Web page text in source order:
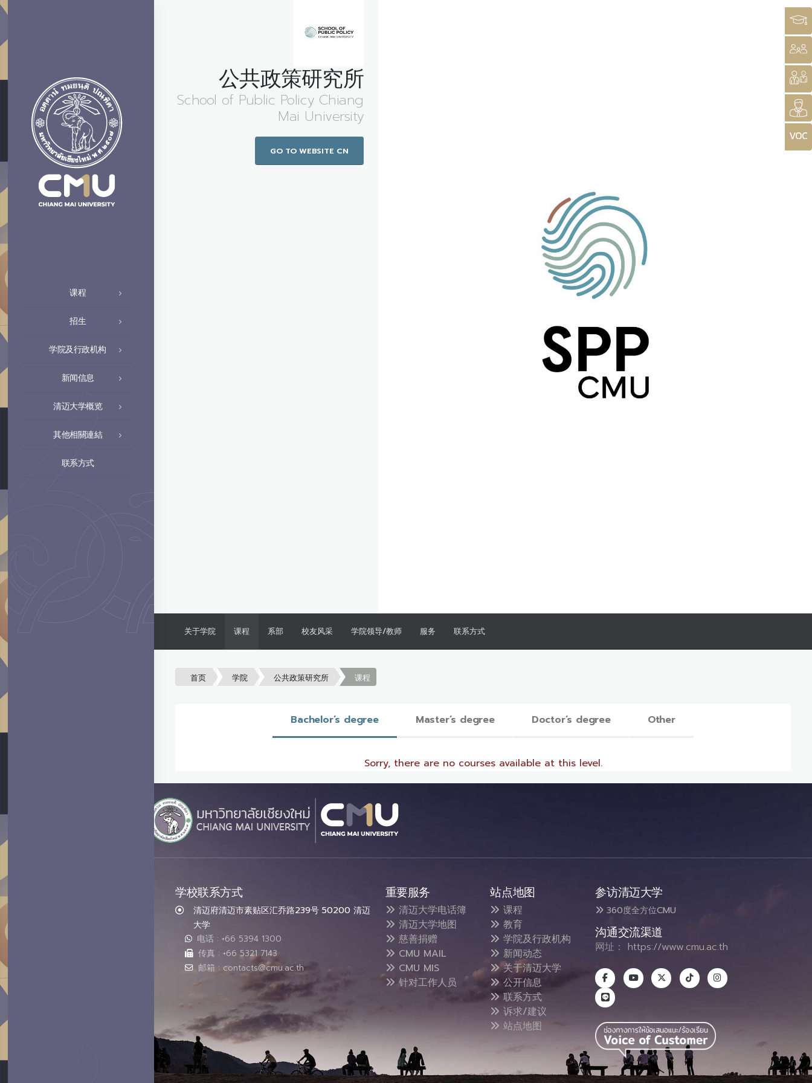
课程
招生
学院及行政机构
新闻信息
清迈大学概览
其他相關連結
联系方式
公共政策研究所
School of Public Policy Chiang
Mai University
GO TO WEBSITE CN
关于学院 课程 系部 校友风采 学院领导/教师 服务 联系方式
首页 学院 公共政策研究所 课程
Bachelor’s degree Master’s degree Doctor’s degree Other
Sorry, there are no courses available at this level.
学校联系方式
清迈府清迈市素贴区汇乔路239号 50200 清迈
大学
电话 : +66 5394 1300
传真 : +66 5321 7143
邮箱 : contacts@cmu.ac.th
重要服务
清迈大学电话簿
清迈大学地图
慈善捐赠
CMU MAIL
CMU MIS
针对工作人员
站点地图
课程
教育
学院及行政机构
新闻动态
关于清迈大学
公开信息
联系方式
诉求/建议
站点地图
参访清迈大学
360度全方位CMU
沟通交流渠道
网址： https://www.cmu.ac.th